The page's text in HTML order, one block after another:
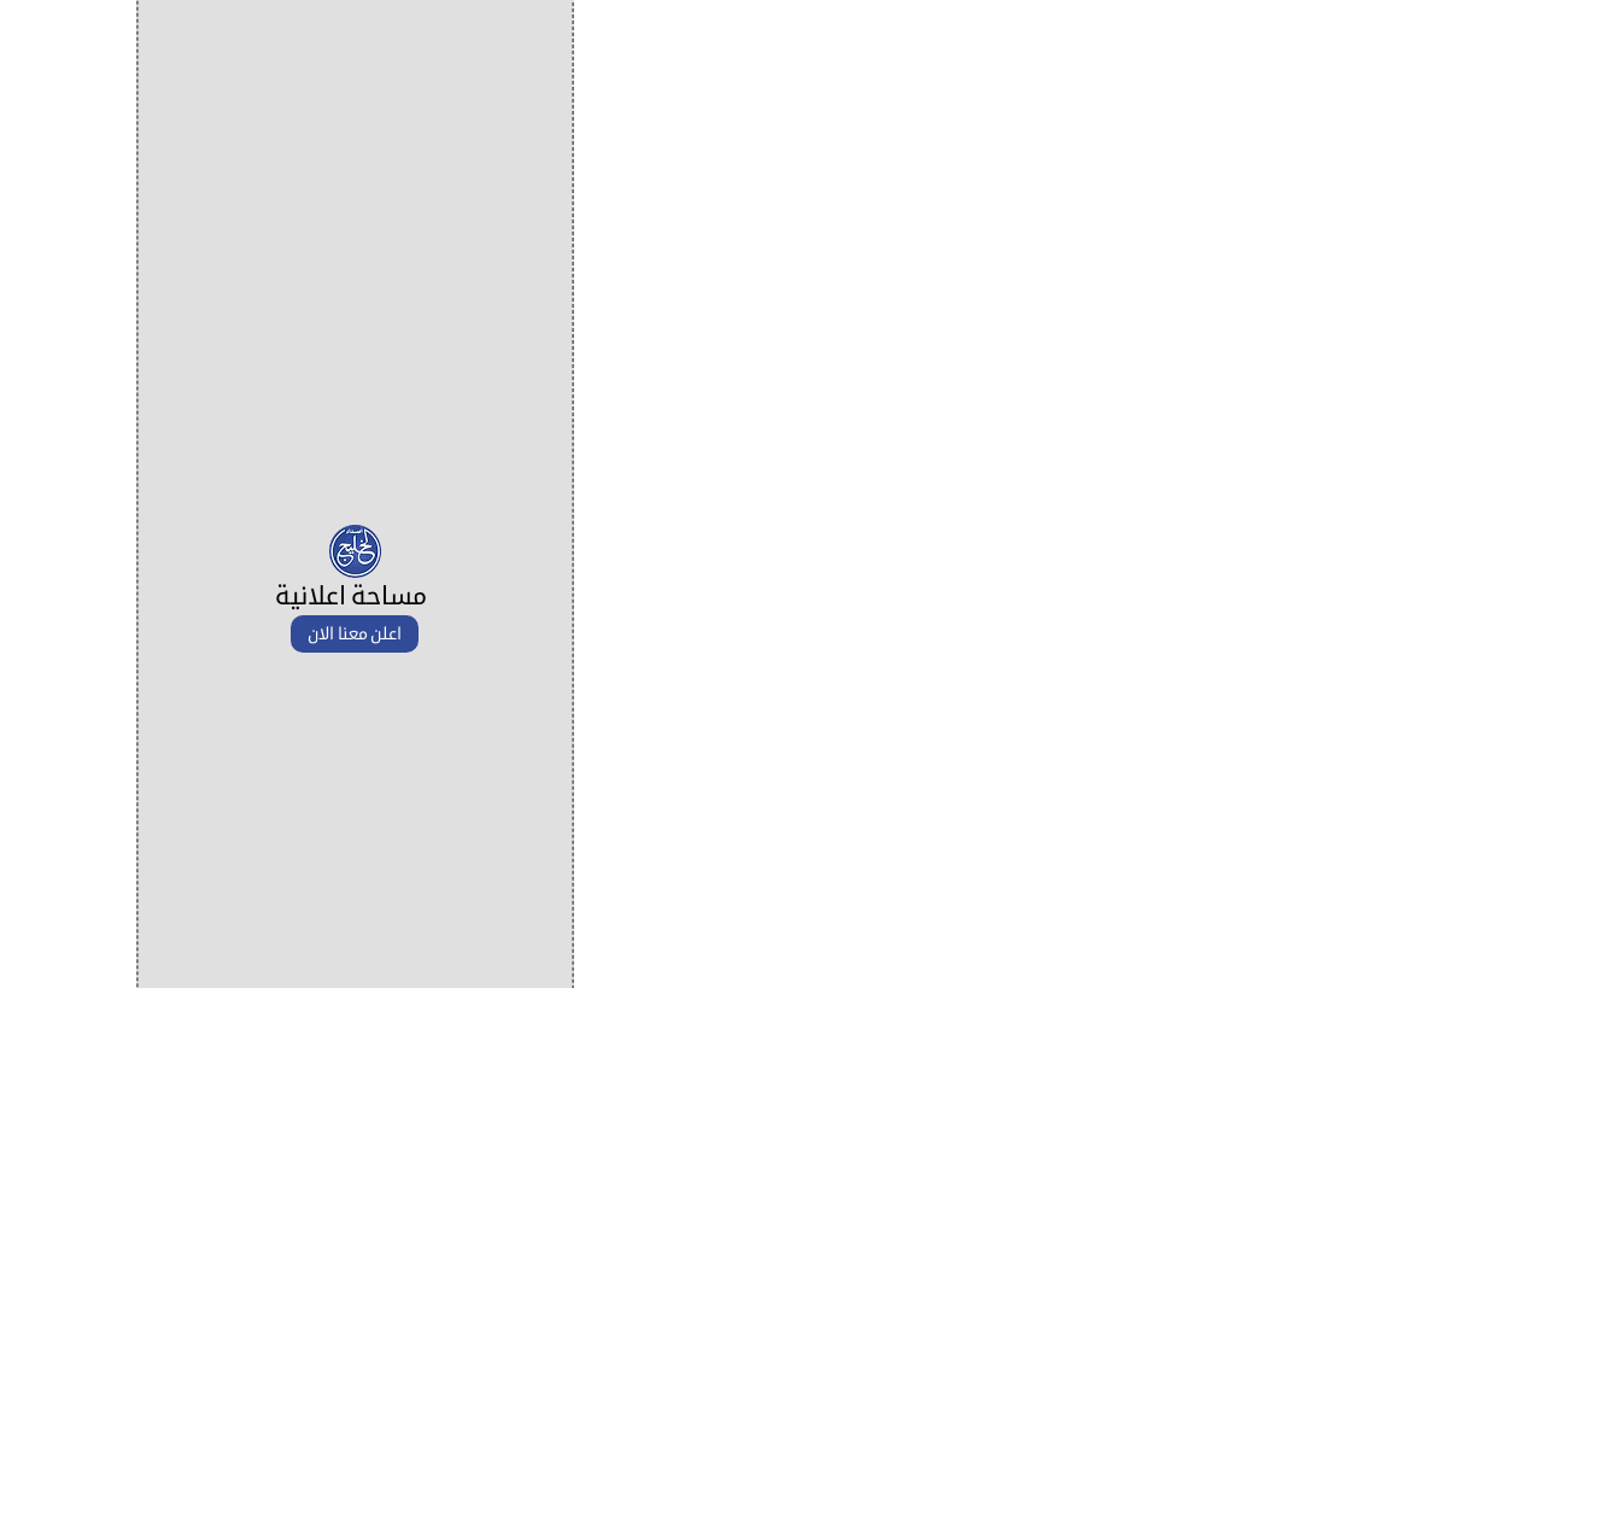
مساحة اعلانية
اعلن معنا الان